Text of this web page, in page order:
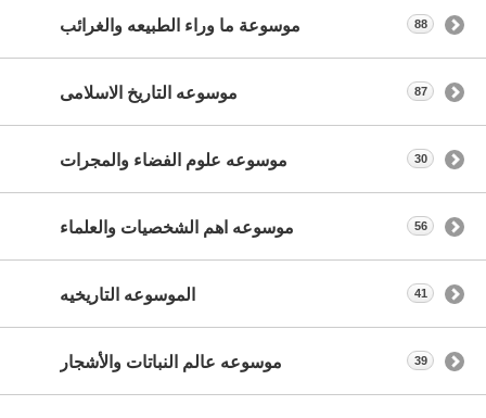
موسوعة ما وراء الطبيعه والغرائب 88
موسوعه التاريخ الاسلامى 87
موسوعه علوم الفضاء والمجرات 30
موسوعه اهم الشخصيات والعلماء 56
الموسوعه التاريخيه 41
موسوعه عالم النباتات والأشجار 39